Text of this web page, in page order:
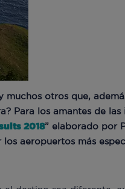
muchos otros que,
Para los amantes de las
2018” elaborado por
aeropuertos más